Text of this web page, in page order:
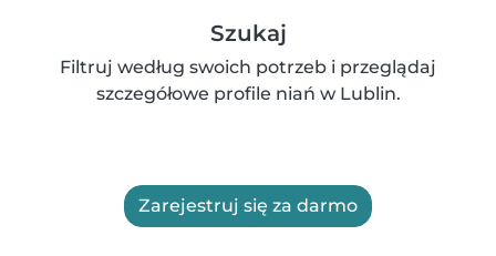
Szukaj
Filtruj według swoich potrzeb i przeglądaj
szczegółowe profile niań w Lublin.
Zarejestruj się za darmo